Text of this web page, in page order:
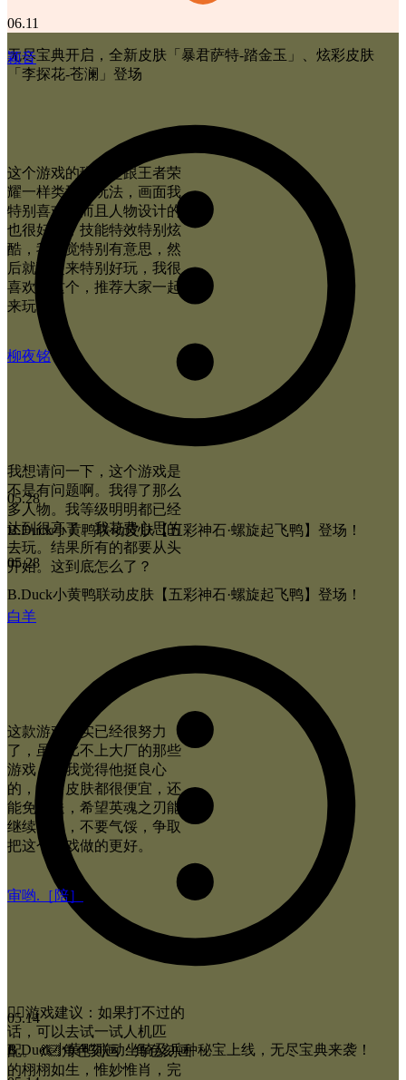
06.11
无尽宝典开启，全新皮肤「暴君萨特-踏金玉」、炫彩皮肤
「李探花-苍澜」登场
05.28
B.Duck小黄鸭联动皮肤【五彩神石·螺旋起飞鸭】登场！
05.28
B.Duck小黄鸭联动皮肤【五彩神石·螺旋起飞鸭】登场！
05.14
B.Duck小黄鸭联动坐骑及兵种秘宝上线，无尽宝典来袭！
颖音
这个游戏的玩法是跟王者荣
耀一样类型的玩法，画面我
特别喜欢，而且人物设计的
也很好看，技能特效特别炫
酷，我感觉特别有意思，然
后就玩起来特别好玩，我很
喜欢玩这个，推荐大家一起
来玩。
柳夜铭
我想请问一下，这个游戏是
不是有问题啊。我得了那么
多人物。我等级明明都已经
达到很高了。我花费心思的
去玩。结果所有的都要从头
开始。这到底怎么了？
白羊
这款游戏其实已经很努力
了，虽然比不上大厂的那些
游戏，那我觉得他挺良心
的，很多皮肤都很便宜，还
能免费送，希望英魂之刃能
继续努力，不要气馁，争取
把这个游戏做的更好。
审哟.［陪］
✍🏻游戏建议：如果打不过的
话，可以去试一试人机匹
配。 💃🏻角色刻画：角色刻画
的栩栩如生，惟妙惟肖，完